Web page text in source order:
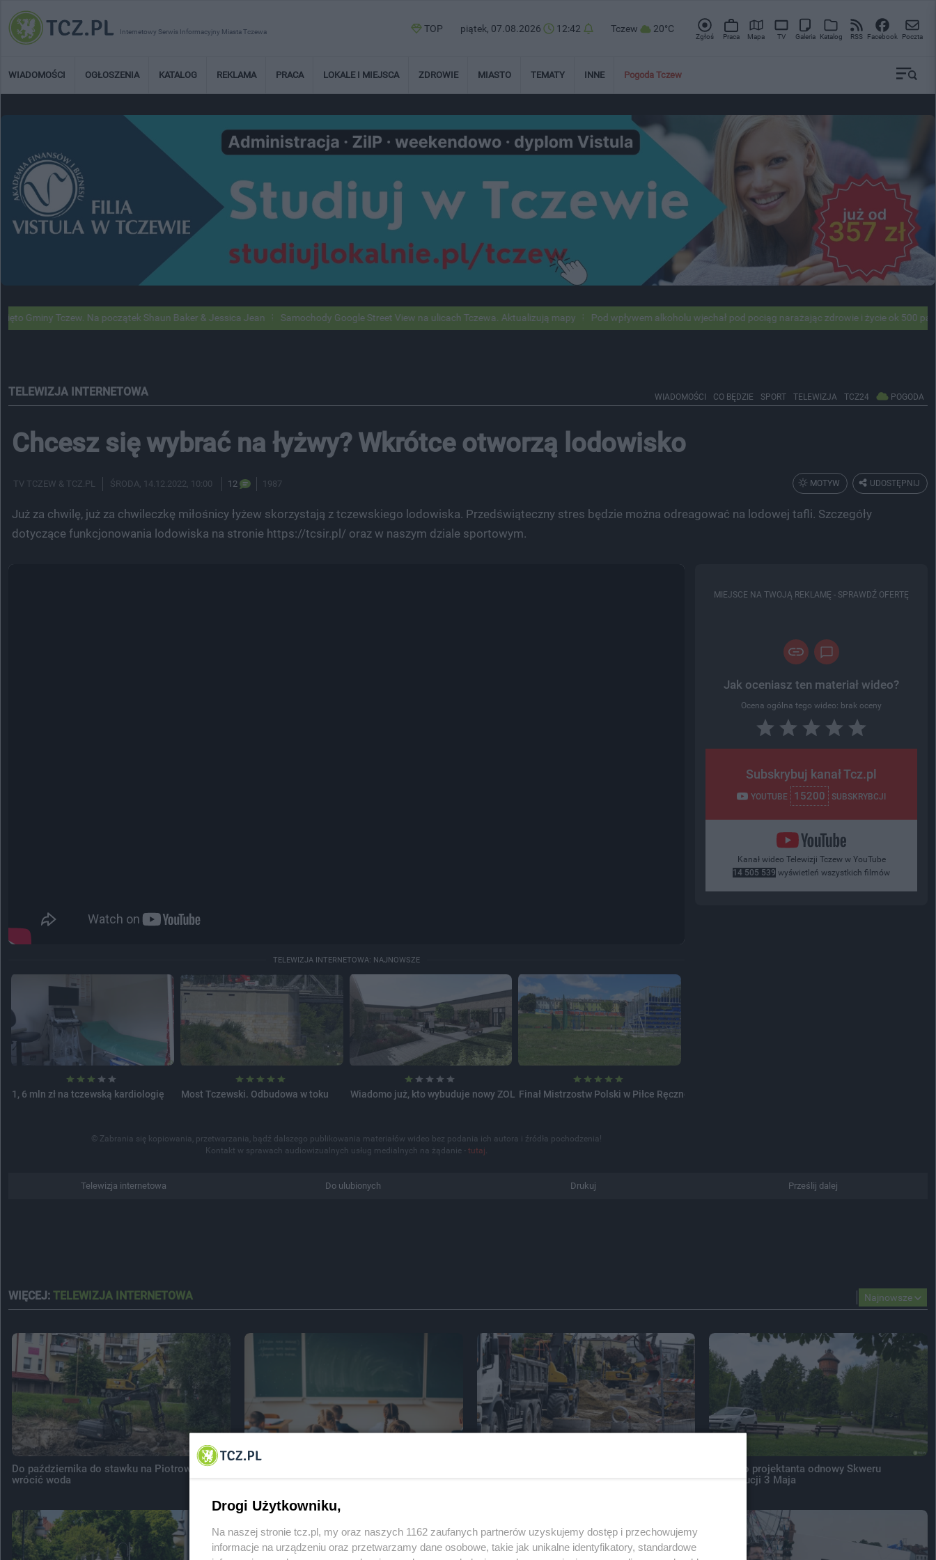
Internetowy Serwis Informacyjny Miasta Tczewa TOP piątek, 07.08.2026 12:42 Tczew 20°C
Zgłoś Praca Mapa TV Galeria Katalog RSS Facebook Poczta
WIADOMOŚCI OGŁOSZENIA KATALOG REKLAMA PRACA LOKALE I MIEJSCA ZDROWIE MIASTO TEMATY INNE Pogoda Tczew
Tczew. Na początek Shaun Baker & Jessica Jean Samochody Google Street View na ulicach Tczewa. Aktualizują mapy Pod wpływem alkoholu wjechał pod pociąg narażając zdrowie i życie ok 500 pasażerów!
TELEWIZJA INTERNETOWA WIADOMOŚCI CO BĘDZIE SPORT TELEWIZJA TCZ24 POGODA
Chcesz się wybrać na łyżwy? Wkrótce otworzą lodowisko
UDOSTĘPNIJ
MOTYW
TV TCZEW & TCZ.PL ŚRODA , 14.12.2022, 10:00 12 1987
Już za chwilę, już za chwileczkę miłośnicy łyżew skorzystają z tczewskiego lodowiska. Przedświąteczny stres będzie można odreagować na lodowej tafli. Szczegóły
dotyczące funkcjonowania lodowiska na stronie https://tcsir.pl/ oraz w naszym dziale sportowym.
TELEWIZJA INTERNETOWA: NAJNOWSZE
1, 6 mln zł na tczewską kardiologię Most Tczewski. Odbudowa w toku Wiadomo już, kto wybuduje nowy ZOL Finał Mistrzostw Polski w Piłce Ręcznej Plażowej...
© Zabrania się kopiowania, przetwarzania, bądź dalszego publikowania materiałów wideo bez podania ich autora i źródła pochodzenia!
Kontakt w sprawach audiowizualnych usług medialnych na żądanie -tutaj.
MIEJSCE NA TWOJĄ REKLAMĘ - SPRAWDŹ OFERTĘ
Jak oceniasz ten materiał wideo?
Ocena ogólna tego wideo: brak oceny
Subskrybuj kanał Tcz.pl
YOUTUBE 15200 SUBSKRYBCJI
Kanał wideo Telewizji Tczew w YouTube
14 505 539 wyświetleń wszystkich filmów
Telewizja internetowa Do ulubionych Drukuj Prześlij dalej
Najnowsze
WIĘCEJ: TELEWIZJA INTERNETOWA
Do października do stawku na Piotrowie ma
wrócić woda
Wybrano projektanta odnowy Skweru
Konstytucji 3 Maja
Drogi Użytkowniku,
Na naszej stronie tcz.pl, my oraz naszych 1162 zaufanych partnerów uzyskujemy dostęp i przechowujemy
informacje na urządzeniu oraz przetwarzamy dane osobowe, takie jak unikalne identyfikatory, standardowe